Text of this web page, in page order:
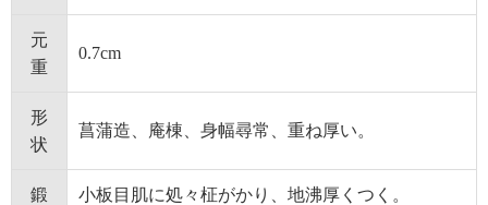
元
重
0.7cm
形
状
菖蒲造、庵棟、身幅尋常、重ね厚い。
鍛 小板目肌に処々柾がかり、地沸厚くつく。